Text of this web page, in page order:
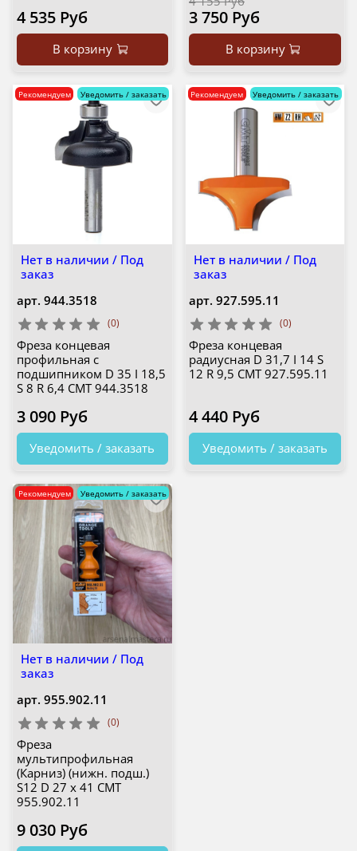
4 535 Руб
В корзину
3 750 Руб
В корзину
Нет в наличии / Под
заказ
Рекомендуем Уведомить / заказать
арт. 944.3518
(0)
Фреза концевая
профильная с
подшипником D 35 I 18,5
S 8 R 6,4 CMT 944.3518
3 090 Руб
Уведомить / заказать
Нет в наличии / Под
заказ
Рекомендуем Уведомить / заказать
арт. 927.595.11
(0)
Фреза концевая
радиусная D 31,7 I 14 S
12 R 9,5 CMT 927.595.11
4 440 Руб
Уведомить / заказать
Нет в наличии / Под
заказ
Рекомендуем Уведомить / заказать
арт. 955.902.11
(0)
Фреза
мультипрофильная
(Карниз) (нижн. подш.)
S12 D 27 x 41 CMT
955.902.11
9 030 Руб